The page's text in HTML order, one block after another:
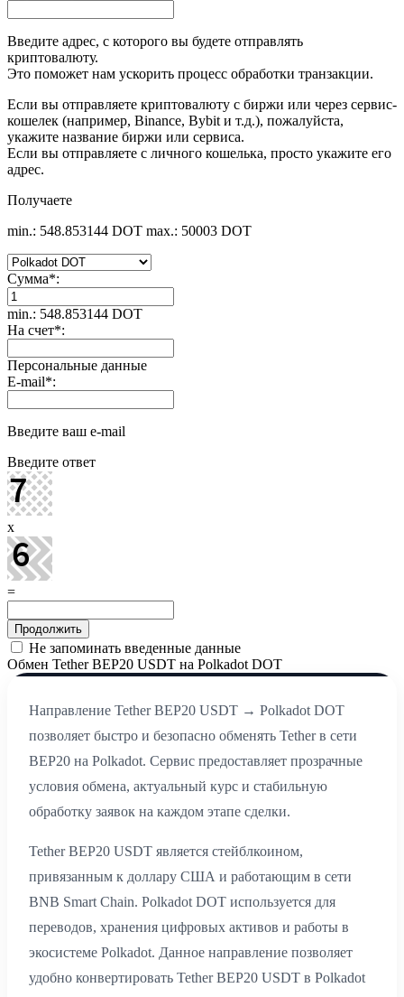
Введите адрес, с которого вы будете отправлять
криптовалюту.
Это поможет нам ускорить процесс обработки транзакции.
Если вы отправляете криптовалюту с биржи или через сервис-
кошелек (например, Binance, Bybit и т.д.), пожалуйста,
укажите название биржи или сервиса.
Если вы отправляете с личного кошелька, просто укажите его
адрес.
Получаете
min.: 548.853144 DOT max.: 50003 DOT
Сумма*:
min.: 548.853144 DOT
На счет*:
Персональные данные
E-mail*:
Введите ваш e-mail
Введите ответ
x
=
Не запоминать введенные данные
Обмен Tether BEP20 USDT на Polkadot DOT
Направление Tether BEP20 USDT → Polkadot DOT
позволяет быстро и безопасно обменять Tether в сети
BEP20 на Polkadot. Сервис предоставляет прозрачные
условия обмена, актуальный курс и стабильную
обработку заявок на каждом этапе сделки.
Tether BEP20 USDT является стейблкоином,
привязанным к доллару США и работающим в сети
BNB Smart Chain. Polkadot DOT используется для
переводов, хранения цифровых активов и работы в
экосистеме Polkadot. Данное направление позволяет
удобно конвертировать Tether BEP20 USDT в Polkadot